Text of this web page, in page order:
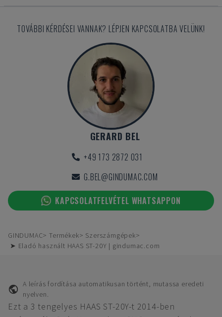
TOVÁBBI KÉRDÉSEI VANNAK? LÉPJEN KAPCSOLATBA VELÜNK!
GERARD BEL
+49 173 2872 031
G.BEL@GINDUMAC.COM
KAPCSOLATFELVÉTEL WHATSAPPON
GINDUMAC Termékek
Szerszámgépek
➤ Eladó használt HAAS ST-20Y | gindumac.com
A leírás fordítása automatikusan történt, mutassa eredeti
nyelven.
Ezt a 3 tengelyes HAAS ST-20Y-t 2014-ben